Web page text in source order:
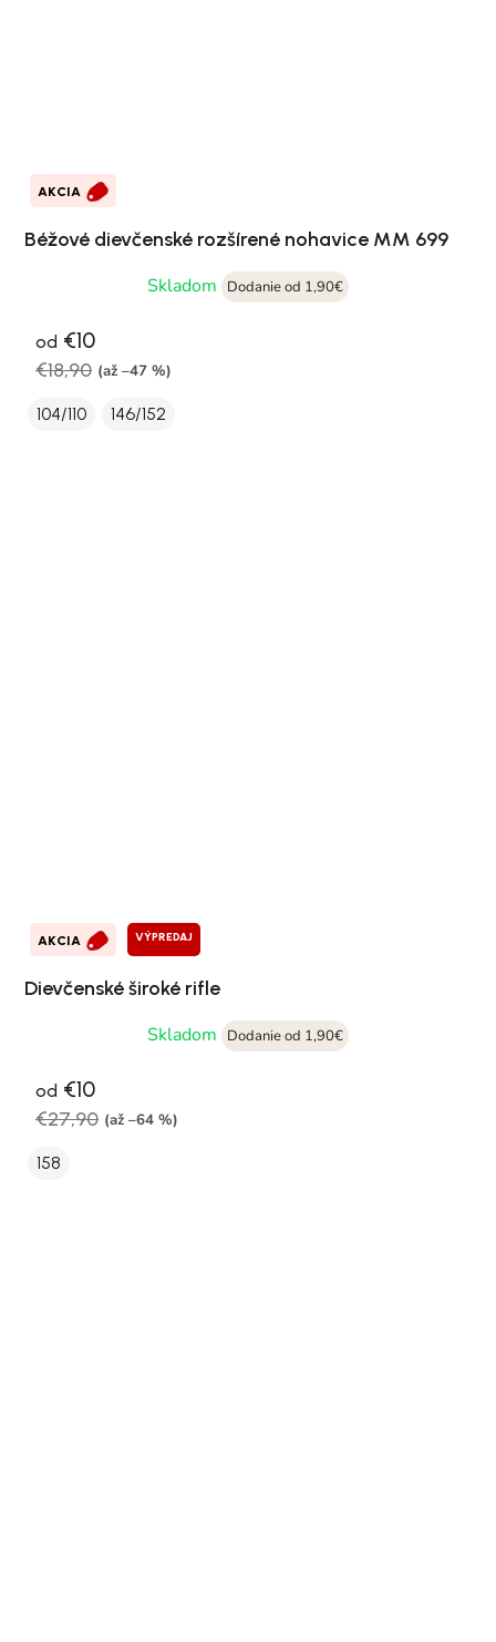
AKCIA
Béžové dievčenské rozšírené nohavice MM 699
Skladom
Dodanie od 1,90€
od €10
€18,90 (až –47 %)
104/110 146/152
AKCIA VÝPREDAJ
Dievčenské široké rifle
Skladom
Dodanie od 1,90€
od €10
€27,90 (až –64 %)
158